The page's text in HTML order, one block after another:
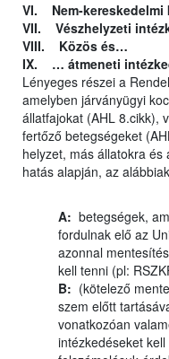
VI. Nem-kereskedelmi
VII. Vészhelyzeti
VIII. Közös és…
IX. … átmeneti
Lényeges részei a
amelyben járványügyi
állatfajokat (AHL 8.cikk),
fertőző betegségeket
helyzet, más állatokra
hatás alapján, az
A: betegségek,
fordulnak elő az
azonnal
kell tenni (pl:
B: (kötelező
szem előtt
vonatkozóan
intézkedéseket